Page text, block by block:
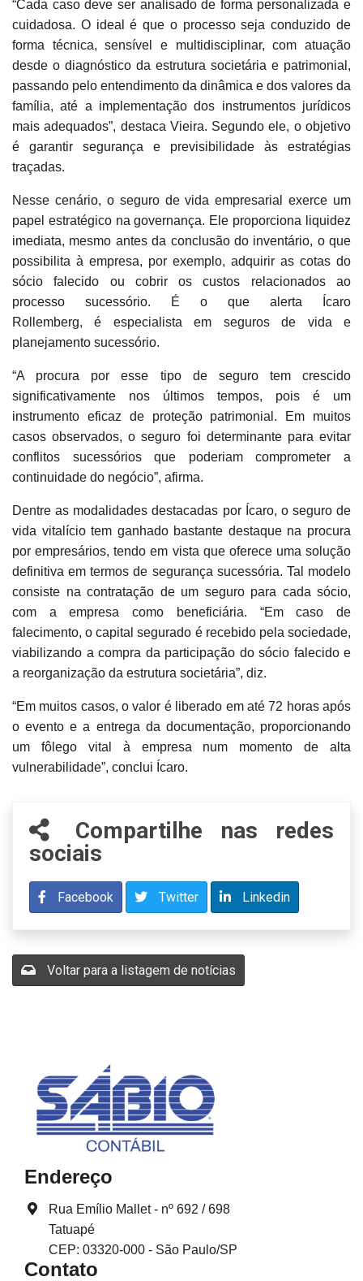
“Cada caso deve ser analisado de forma personalizada e
cuidadosa. O ideal é que o processo seja conduzido de
forma técnica, sensível e multidisciplinar, com atuação
desde o diagnóstico da estrutura societária e patrimonial,
passando pelo entendimento da dinâmica e dos valores da
família, até a implementação dos instrumentos jurídicos
mais adequados”, destaca Vieira. Segundo ele, o objetivo
é garantir segurança e previsibilidade às estratégias
traçadas.
Nesse cenário, o seguro de vida empresarial exerce um
papel estratégico na governança. Ele proporciona liquidez
imediata, mesmo antes da conclusão do inventário, o que
possibilita à empresa, por exemplo, adquirir as cotas do
sócio falecido ou cobrir os custos relacionados ao
processo sucessório. É o que alerta Ícaro
Rollemberg, é especialista em seguros de vida e
planejamento sucessório.
“A procura por esse tipo de seguro tem crescido
significativamente nos últimos tempos, pois é um
instrumento eficaz de proteção patrimonial. Em muitos
casos observados, o seguro foi determinante para evitar
conflitos sucessórios que poderiam comprometer a
continuidade do negócio”, afirma.
Dentre as modalidades destacadas por Ícaro, o seguro de
vida vitalício tem ganhado bastante destaque na procura
por empresários, tendo em vista que oferece uma solução
definitiva em termos de segurança sucessória. Tal modelo
consiste na contratação de um seguro para cada sócio,
com a empresa como beneficiária. “Em caso de
falecimento, o capital segurado é recebido pela sociedade,
viabilizando a compra da participação do sócio falecido e
a reorganização da estrutura societária”, diz.
“Em muitos casos, o valor é liberado em até 72 horas após
o evento e a entrega da documentação, proporcionando
um fôlego vital à empresa num momento de alta
vulnerabilidade”, conclui Ícaro.
Compartilhe nas redes
sociais
Facebook Twitter Linkedin
Voltar para a listagem de notícias
Endereço
Rua Emílio Mallet - nº 692 / 698
Tatuapé
CEP: 03320-000 - São Paulo/SP
Contato